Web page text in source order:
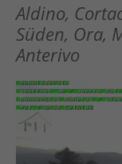
Aldino,
Süden, Ora,
Anterivo